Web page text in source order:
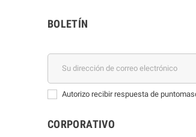
BOLETÍN
Autorizo recibir respuesta de
CORPORATIVO